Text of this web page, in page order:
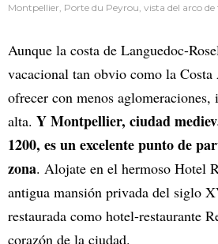
Montpellier, Porte du Peyrou, vista del arco de
Aunque la costa de Languedoc-
vacacional tan obvio como la
ofrecer con menos aglomeraciones,
alta. Y Montpellier, ciudad
1200, es un excelente punto de
zona. Alojate en el hermoso Hotel
antigua mansión privada del siglo
restaurada como hotel-restaurante
corazón de la ciudad.